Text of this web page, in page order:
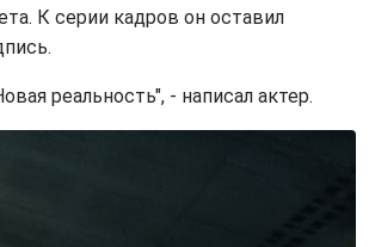
К серии кадров он оставил
реальность", - написал актер.